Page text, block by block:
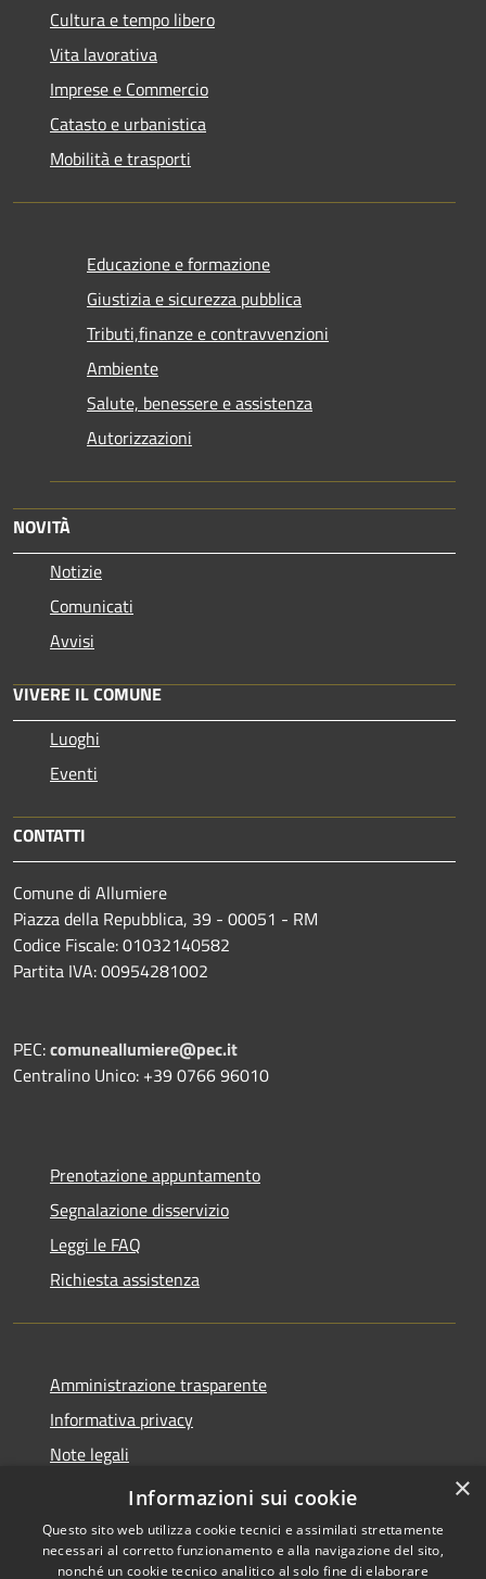
Cultura e tempo libero
Vita lavorativa
Imprese e Commercio
Catasto e urbanistica
Mobilità e trasporti
Educazione e formazione
Giustizia e sicurezza pubblica
Tributi,finanze e contravvenzioni
Ambiente
Salute, benessere e assistenza
Autorizzazioni
NOVITÀ
Notizie
Comunicati
Avvisi
VIVERE IL COMUNE
Luoghi
Eventi
CONTATTI
Comune di Allumiere
Piazza della Repubblica, 39 - 00051 - RM
Codice Fiscale: 01032140582
Partita IVA: 00954281002
PEC:comuneallumiere@pec.it
Centralino Unico: +39 0766 96010
Prenotazione appuntamento
Segnalazione disservizio
Leggi le FAQ
Richiesta assistenza
Amministrazione trasparente
Informativa privacy
Note legali
Dichiarazione di accessibilità
×
Informazioni sui cookie
Questo sito web utilizza cookie tecnici e assimilati strettamente
necessari al corretto funzionamento e alla navigazione del sito,
nonché un cookie tecnico analitico al solo fine di elaborare